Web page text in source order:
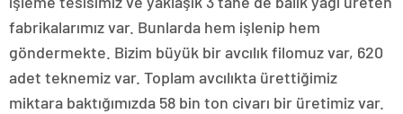
fabrikalarımız var. Bunlarda hem işlenip hem
göndermekte. Bizim büyük bir avcılık filomuz var, 620
adet teknemiz var. Toplam avcılıkta ürettiğimiz
miktara baktığımızda 58 bin ton civarı bir üretimiz var.